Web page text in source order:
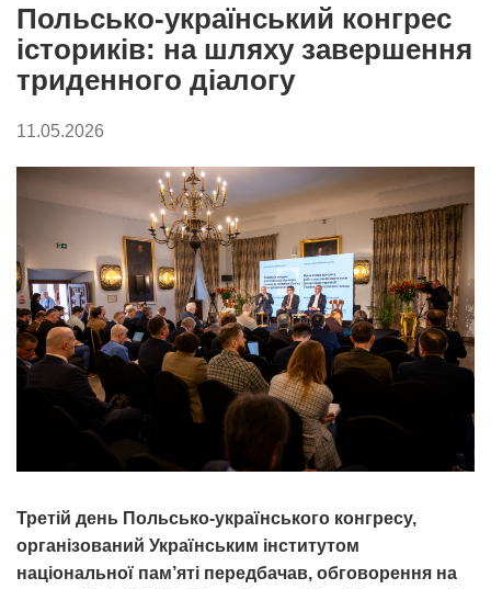
Польсько-український конгрес
істориків: на шляху завершення
триденного діалогу
11.05.2026
Третій день Польсько-українського конгресу,
організований Українським інститутом
національної пам’яті передбачав, обговорення на